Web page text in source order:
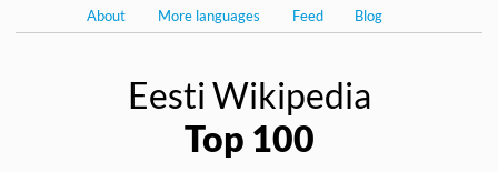
About More languages Feed Blog
Eesti Wikipedia
Top 100